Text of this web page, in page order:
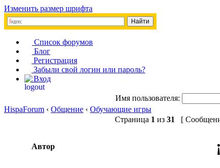
Изменить размер шрифта
Список форумов
Блог
Регистрация
Забыли свой логин или пароль?
Вход
Имя пользователя:
HispaForum ‹ Общение ‹ Обучающие игры
Страница 1 из 31 [
Автор